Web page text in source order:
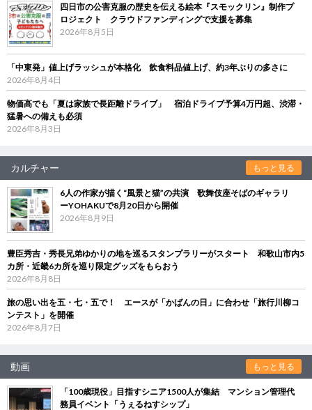
四日市の公害克服の歴史を伝える絵本『スモックリン』制作プ
ロジェクト クラウドファンディングで支援を募集
2026年8月5日
「中東発」値上げラッシュが本格化 飲食料品値上げ、約3年ぶりの多さに
2026年8月4日
物価高でも「夏は家族で長距離ドライブ」 宿泊ドライブ予算4万円超、渋滞・
猛暑への備えも必須
2026年8月3日
カルチャー もっと見る
6人の作家が描く“風景と猫”の共演 歌舞伎座そばのギャラリ
ーYOHAKUで8月20日から開催
2026年8月9日
豊臣秀吉・秀長兄弟ゆかりの地を巡るスタンプラリーがスタート 和歌山市内5
カ所・近畿6カ所を巡り限定グッズをもらおう
2026年8月8日
旅の思い出を五・七・五で！ エースが「かばんの日」に合わせ「旅行川柳コ
ンテスト」を開催
2026年8月7日
動画 もっと見る
「100歳現役」目指すシニア1500人が集結 マンション管理代
務員イベント「うぇるねすシップ」